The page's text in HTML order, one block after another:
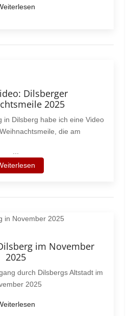
Dilsberger
2025
in Dilsberg habe ich eine Video
die am
im November
2025
durch Dilsbergs Altstadt im
2025